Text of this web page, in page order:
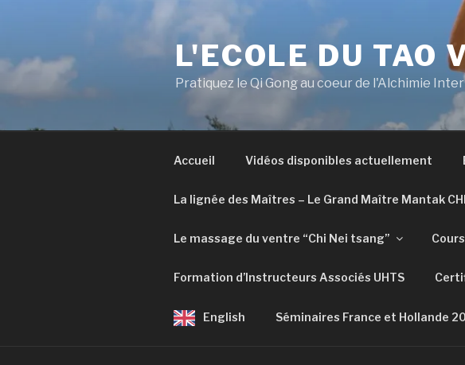
L'ECOLE DU TAO
Pratiquez le Qi Gong au coeur de l'Alchimie
Accueil Vidéos disponibles actuellement
La lignée des Maîtres – Le Grand Maître Mantak
Le massage du ventre “Chi Nei tsang”
Formation d’Instructeurs Associés UHTS
English Séminaires France et Hollande